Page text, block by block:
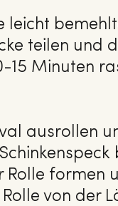
leicht
teilen und
15 Minuten
ausrollen
Rolle formen
von der